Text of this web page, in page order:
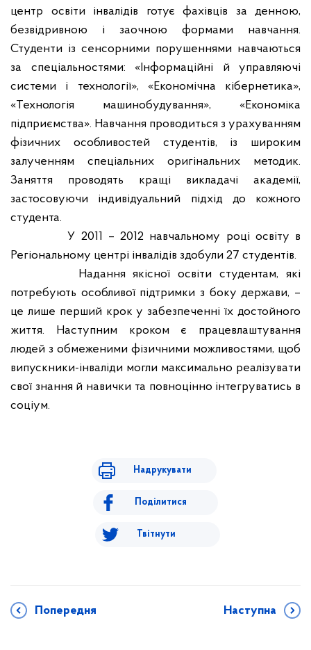
центр освіти інвалідів готує фахівців за денною,
безвідривною і заочною формами навчання.
Студенти із сенсорними порушеннями навчаються
за спеціальностями: «Інформаційні й управляючі
системи і технології», «Економічна кібернетика»,
«Технологія машинобудування», «Економіка
підприємства». Навчання проводиться з урахуванням
фізичних особливостей студентів, із широким
залученням спеціальних оригінальних методик.
Заняття проводять кращі викладачі академії,
застосовуючи індивідуальний підхід до кожного
студента.
У 2011 – 2012 навчальному році освіту в
Регіональному центрі інвалідів здобули 27 студентів.
Надання якісної освіти студентам, які
потребують особливої підтримки з боку держави, –
це лише перший крок у забезпеченні їх достойного
життя. Наступним кроком є працевлаштування
людей з обмеженими фізичними можливостями, щоб
випускники-інваліди могли максимально реалізувати
свої знання й навички та повноцінно інтегруватись в
соціум.
Надрукувати
Поділитися
Твітнути
Попередня Наступна